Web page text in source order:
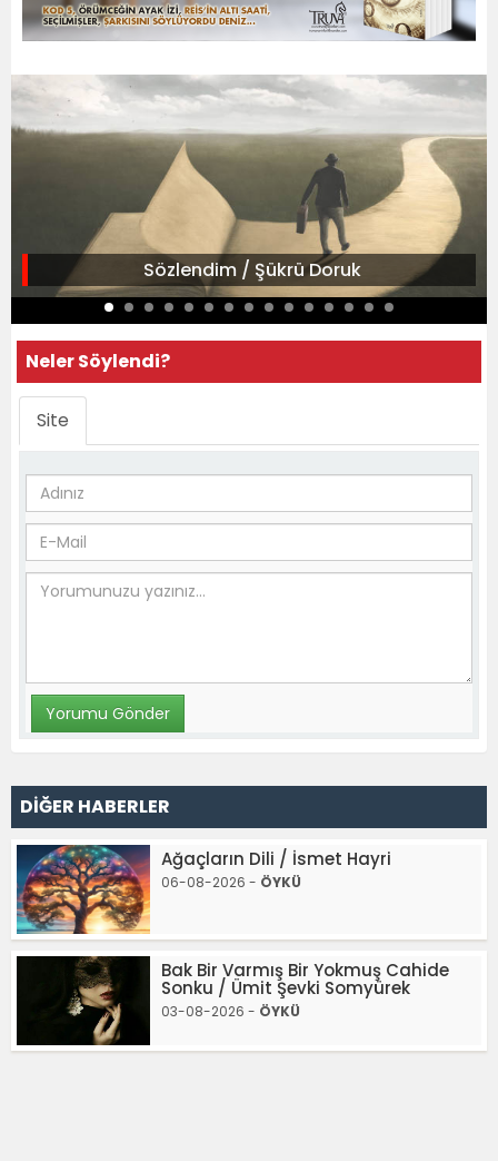
Sözlendim / Şükrü Doruk
Neler Söylendi?
Site
DİĞER HABERLER
Ağaçların Dili / İsmet Hayri
06-08-2026 - ÖYKÜ
Bak Bir Varmış Bir Yokmuş Cahide
Sonku / Ümit Şevki Somyürek
03-08-2026 - ÖYKÜ